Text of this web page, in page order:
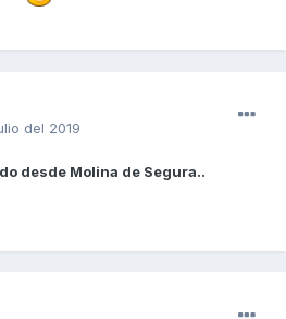
del 2019
desde Molina de Segura..